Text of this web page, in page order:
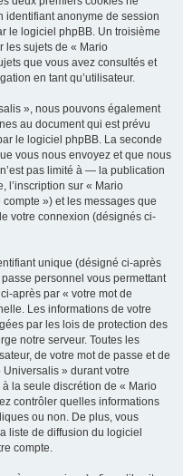
identifiant anonyme de session
le logiciel phpBB. Un troisième
les sujets de « Mario
que vous avez consultés et
en tant qu’utilisateur.
», nous pouvons également
au document qui est prévu
le logiciel phpBB. La seconde
vous nous envoyez et que nous
pas limité à — la publication
l’inscription sur « Mario
») et les messages que
votre connexion (désignés ci-
unique (désigné ci-après
personnel vous permettant
après par « votre mot de
Les informations de votre
par les lois de protection des
notre serveur. Toutes les
de votre mot de passe et de
» durant votre
la seule discrétion de « Mario
contrôler quelles informations
ou non. De plus, vous
liste de diffusion du logiciel
compte.